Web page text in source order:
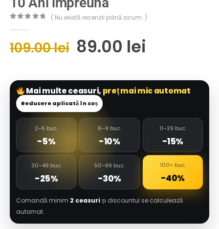
( Nu există recenzii până acum. )
109.00lei 89.00 lei
Mai multe ceasuri, preț mai mic automat
Reducere aplicată în coș
2–5 buc.
-5%
6–9 buc.
-10%
11–29 buc.
-15%
30–49 buc.
-25%
50–99 buc.
-30%
100+ buc.
-40%
Comandă minim 2 ceasuri și discountul se calculează
automat.